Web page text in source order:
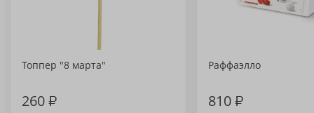
Топпер "8 марта"
260₽
Раффаэлло
810₽